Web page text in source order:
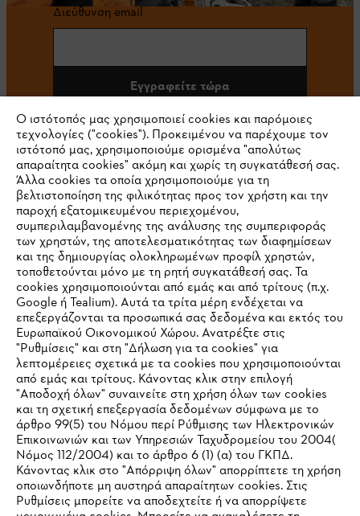
Διεύθυνση email
Εγγραφείτε τώρα
#STIHL
Εταιρεία
STIHL Συχνές ερωτήσεις
Service
IHR BROWSER WIRD NICHT
UNTERSTÜTZT
Ο ιστότοπός μας χρησιμοποιεί cookies και παρόμοιες
τεχνολογίες ("cookies"). Προκειμένου να παρέχουμε τον
ιστότοπό μας, χρησιμοποιούμε ορισμένα "απολύτως
απαραίτητα cookies" ακόμη και χωρίς τη συγκατάθεσή σας.
Άλλα cookies τα οποία χρησιμοποιούμε για τη
βελτιστοποίηση της φιλικότητας προς τον χρήστη και την
παροχή εξατομικευμένου περιεχομένου,
συμπεριλαμβανομένης της ανάλυσης της συμπεριφοράς
των χρηστών, της αποτελεσματικότητας των διαφημίσεων
και της δημιουργίας ολοκληρωμένων προφίλ χρηστών,
τοποθετούνται μόνο με τη ρητή συγκατάθεσή σας. Τα
cookies χρησιμοποιούνται από εμάς και από τρίτους (π.χ.
Google ή Tealium). Αυτά τα τρίτα μέρη ενδέχεται να
επεξεργάζονται τα προσωπικά σας δεδομένα και εκτός του
Ευρωπαϊκού Οικονομικού Χώρου. Ανατρέξτε στις
"Ρυθμίσεις" και στη "Δήλωση για τα cookies" για
λεπτομέρειες σχετικά με τα cookies που χρησιμοποιούνται
από εμάς και τρίτους. Κάνοντας κλικ στην επιλογή
"Αποδοχή όλων" συναινείτε στη χρήση όλων των cookies
και τη σχετική επεξεργασία δεδομένων σύμφωνα με το
άρθρο 99(5) του Νόμου περί Ρύθμισης των Ηλεκτρονικών
Επικοινωνιών και των Υπηρεσιών Ταχυδρομείου του 2004(
Νόμος 112/2004) και το άρθρο 6 (1) (α) του ΓΚΠΔ.
Κάνοντας κλικ στο "Απόρριψη όλων" απορρίπτετε τη χρήση
οποιωνδήποτε μη αυστηρά απαραίτητων cookies. Στις
Ρυθμίσεις μπορείτε να αποδεχτείτε ή να απορρίψετε